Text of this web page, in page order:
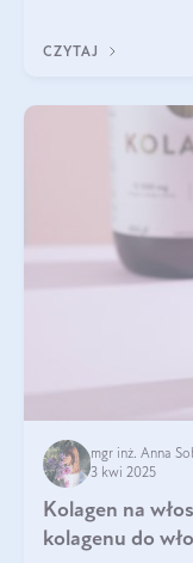
CZYTAJ
mgr inż. Anna
3 kwi 2025
Kolagen na
kolagenu do